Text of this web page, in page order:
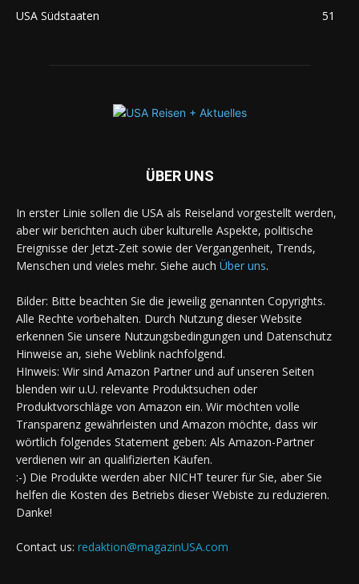
USA Südstaaten
51
ÜBER UNS
In erster Linie sollen die USA als Reiseland vorgestellt werden,
aber wir berichten auch über kulturelle Aspekte, politische
Ereignisse der Jetzt-Zeit sowie der Vergangenheit, Trends,
Menschen und vieles mehr. Siehe auch Über uns.
Bilder: Bitte beachten Sie die jeweilig genannten Copyrights.
Alle Rechte vorbehalten. Durch Nutzung dieser Website
erkennen Sie unsere Nutzungsbedingungen und Datenschutz
Hinweise an, siehe Weblink nachfolgend.
HInweis: Wir sind Amazon Partner und auf unseren Seiten
blenden wir u.U. relevante Produktsuchen oder
Produktvorschläge von Amazon ein. Wir möchten volle
Transparenz gewährleisten und Amazon möchte, dass wir
wörtlich folgendes Statement geben: Als Amazon-Partner
verdienen wir an qualifizierten Käufen.
:-) Die Produkte werden aber NICHT teurer für Sie, aber Sie
helfen die Kosten des Betriebs dieser Webiste zu reduzieren.
Danke!
Contact us: redaktion@magazinUSA.com